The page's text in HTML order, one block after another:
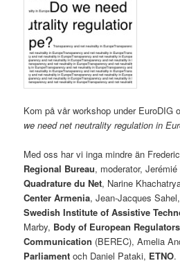
Kom på vår workshop under EuroDIG
we need net neutrality regulation in
Med oss har vi inga mindre än
Regional Bureau, moderator,
Quadrature du Net, Narine
Center Armenia, Jean-Jacques
Swedish Institute of Assistive
Marby, Body of European
Communication (BEREC), Amelia
Parliament och Daniel Pataki, ETNO.